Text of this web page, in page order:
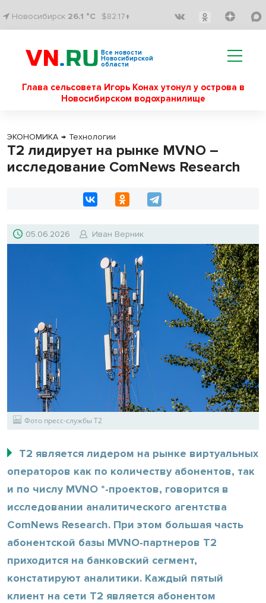
Новосибирск 26.1 °C $82.17↑
Все новости
Новосибирской
области
Глава сельсовета Игорь Конах утонул у острова в
Новосибирском водохранилище
ЭКОНОМИКА → Технологии
T2 лидирует на рынке MVNO –
исследование ComNews Research
05.06.2026 Иван Верник
Фото пресс-службы Т2
T2 является лидером на рынке виртуальных
операторов как по количеству абонентов, так
и по числу MVNO *-проектов, говорится в
исследовании аналитического агентства
ComNews Research. При этом большая часть
абонентской базы MVNO-партнеров Т2
приходится на банковский сегмент,
констатируют аналитики. Каждый пятый
клиент на сети Т2 является абонентом